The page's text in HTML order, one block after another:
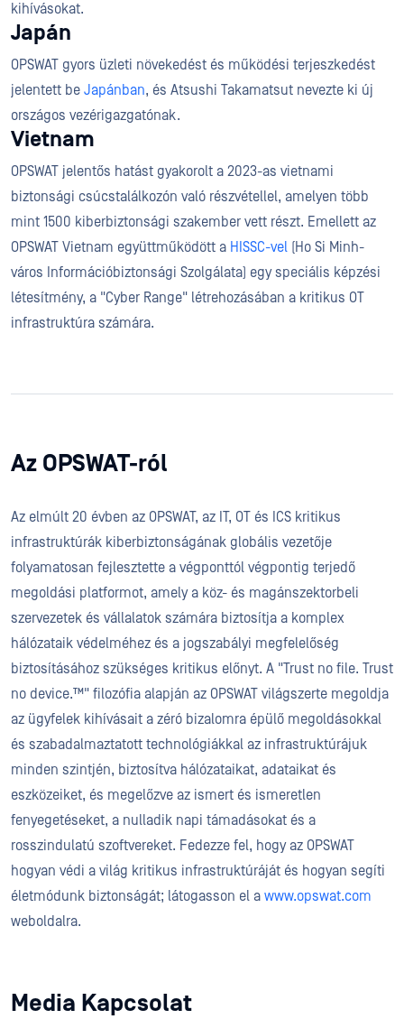
kihívásokat.
Japán
OPSWAT gyors üzleti növekedést és működési terjeszkedést
jelentett be Japánban, és Atsushi Takamatsut nevezte ki új
országos vezérigazgatónak.
Vietnam
OPSWAT jelentős hatást gyakorolt a 2023-as vietnami
biztonsági csúcstalálkozón való részvétellel, amelyen több
mint 1500 kiberbiztonsági szakember vett részt. Emellett az
OPSWAT Vietnam együttműködött a HISSC-vel (Ho Si Minh-
város Információbiztonsági Szolgálata) egy speciális képzési
létesítmény, a "Cyber Range" létrehozásában a kritikus OT
infrastruktúra számára.
Az OPSWAT-ról
Az elmúlt 20 évben az OPSWAT, az IT, OT és ICS kritikus
infrastruktúrák kiberbiztonságának globális vezetője
folyamatosan fejlesztette a végponttól végpontig terjedő
megoldási platformot, amely a köz- és magánszektorbeli
szervezetek és vállalatok számára biztosítja a komplex
hálózataik védelméhez és a jogszabályi megfelelőség
biztosításához szükséges kritikus előnyt. A "Trust no file. Trust
no device.™" filozófia alapján az OPSWAT világszerte megoldja
az ügyfelek kihívásait a zéró bizalomra épülő megoldásokkal
és szabadalmaztatott technológiákkal az infrastruktúrájuk
minden szintjén, biztosítva hálózataikat, adataikat és
eszközeiket, és megelőzve az ismert és ismeretlen
fenyegetéseket, a nulladik napi támadásokat és a
rosszindulatú szoftvereket. Fedezze fel, hogy az OPSWAT
hogyan védi a világ kritikus infrastruktúráját és hogyan segíti
életmódunk biztonságát; látogasson el a www.opswat.com
weboldalra.
Media Kapcsolat